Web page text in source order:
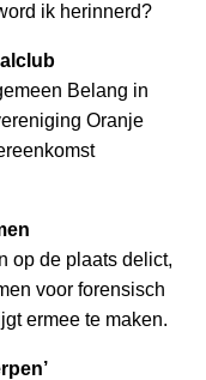
ik herinnerd?
Belang in
Oranje
op de plaats delict,
voor forensisch
ermee te maken.